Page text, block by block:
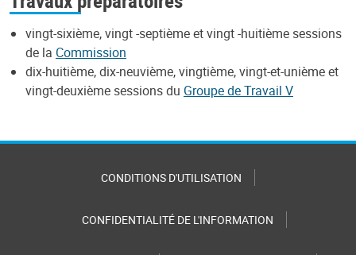
vingt-sixième, vingt -septième et vingt -huitième sessions
de la Commission
dix-huitième, dix-neuvième, vingtième, vingt-et-unième et
vingt-deuxième sessions du Groupe de Travail V
CONDITIONS D'UTILISATION
CONFIDENTIALITÉ DE L'INFORMATION